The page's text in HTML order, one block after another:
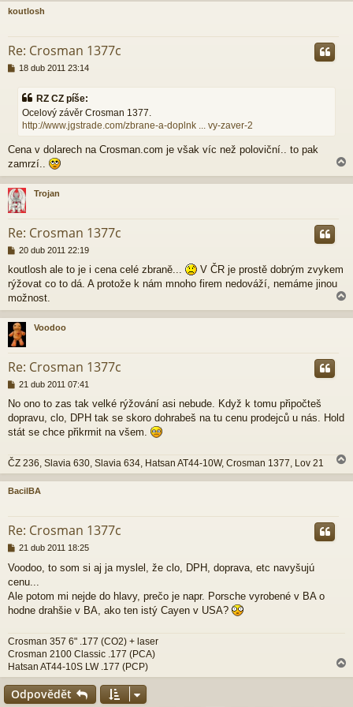
k
h
koutlosh
Re: Crosman 1377c
P
v
e
k
18 dub 2011 23:14
RZ CZ píše:
Ocelový závěr Crosman 1377.
http://www.jgstrade.com/zbrane-a-doplnk ... vy-zaver-2
Cena v dolarech na Crosman.com je však víc než poloviční.. to pak
zamrzí..
a
h
Trojan
Re: Crosman 1377c
P
í
s
p
ě
v
e
k
20 dub 2011 22:19
koutlosh ale to je i cena celé zbraně...
V ČR je prostě dobrým zvykem
rýžovat co to dá. A protože k nám mnoho firem nedováží, nemáme jinou
možnost.
a
h
Voodoo
Re: Crosman 1377c
P
í
s
p
e
21 dub 2011 07:41
No ono to zas tak velké rýžování asi nebude. Když k tomu připočteš
dopravu, clo, DPH tak se skoro dohrabeš na tu cenu prodejců u nás. Hold
stát se chce přikrmit na všem.
ČZ 236, Slavia 630, Slavia 634, Hatsan AT44-10W, Crosman 1377, Lov 21
a
h
BacilBA
Re: Crosman 1377c
P
í
s
p
k
21 dub 2011 18:25
Voodoo, to som si aj ja myslel, že clo, DPH, doprava, etc navyšujú
cenu...
Ale potom mi nejde do hlavy, prečo je napr. Porsche vyrobené v BA o
hodne drahšie v BA, ako ten istý Cayen v USA?
Crosman 357 6" .177 (CO2) + laser
Crosman 2100 Classic .177 (PCA)
Hatsan AT44-10S LW .177 (PCP)
a
Odpovědět